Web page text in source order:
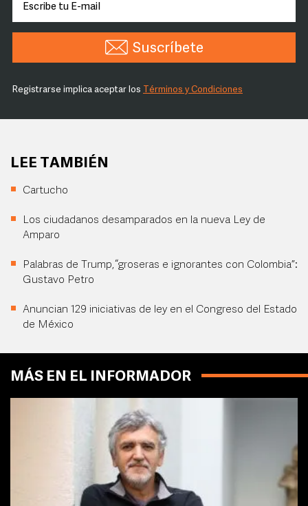
Suscríbete
Registrarse implica aceptar los Términos y Condiciones
LEE TAMBIÉN
Cartucho
Los ciudadanos desamparados en la nueva Ley de
Amparo
Palabras de Trump, “groseras e ignorantes con Colombia”:
Gustavo Petro
Anuncian 129 iniciativas de ley en el Congreso del Estado
de México
MÁS EN EL INFORMADOR